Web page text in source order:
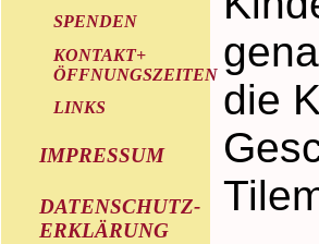
SPENDEN
KONTAKT+
ÖFFNUNGSZEITEN
LINKS
IMPRESSUM
DATENSCHUTZ-
ERKLÄRUNG
die